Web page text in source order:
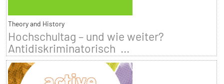
Theory and History
Hochschultag – und wie weiter?
Antidiskriminatorisch ...